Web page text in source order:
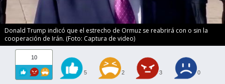
Donald Trump indicó que el estrecho de Ormuz se reabrirá con o sin la
cooperación de Irán. (Foto: Captura de video)
10
5 2 3 0